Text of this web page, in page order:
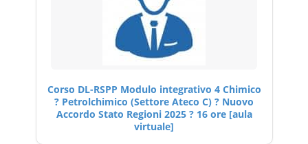
Corso DL-RSPP Modulo integrativo 4 Chimico
? Petrolchimico (Settore Ateco C) ? Nuovo
Accordo Stato Regioni 2025 ? 16 ore [aula
virtuale]